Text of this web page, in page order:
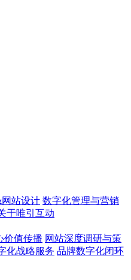
站设计 数字化管理与营销
于唯引互动
价值传播 网站深度调研与策
化战略服务 品牌数字化闭环